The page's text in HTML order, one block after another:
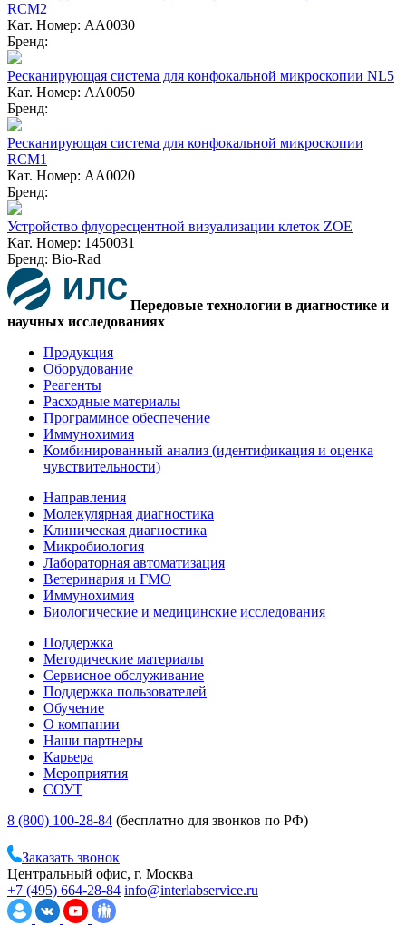
RCM2
Кат. Номер: AA0030
Бренд:
Ресканирующая система для конфокальной микроскопии NL5
Кат. Номер: AA0050
Бренд:
Ресканирующая система для конфокальной микроскопии
RCM1
Кат. Номер: AA0020
Бренд:
Устройство флуоресцентной визуализации клеток ZOE
Кат. Номер: 1450031
Бренд: Bio-Rad
Передовые технологии в диагностике и
научных исследованиях
Продукция
Оборудование
Реагенты
Расходные материалы
Программное обеспечение
Иммунохимия
Комбинированный анализ (идентификация и оценка
чувствительности)
Направления
Молекулярная диагностика
Клиническая диагностика
Микробиология
Лабораторная автоматизация
Ветеринария и ГМО
Иммунохимия
Биологические и медицинские исследования
Поддержка
Методические материалы
Сервисное обслуживание
Поддержка пользователей
Обучение
О компании
Наши партнеры
Карьера
Мероприятия
СОУТ
8 (800) 100-28-84 (бесплатно для звонков по РФ)
Заказать звонок
Центральный офис, г. Москва
+7 (495) 664-28-84 info@interlabservice.ru